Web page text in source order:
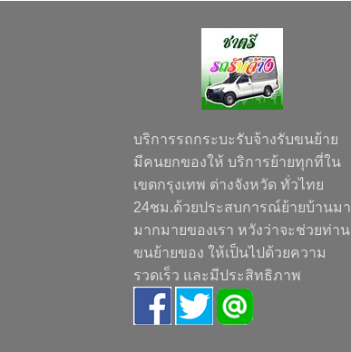
บริการรถกระบะรับจ้างรับขนย้าย
มีคนยกของให้ บริการย้ายทุกที่ใน
เขตกรุงเทพ ต่างจังหวัด ทั่วไทย
24ชม.ด้วยประสบการณ์ย้ายบ้านมา
มากมายของเรา หวังว่าจะช่วยท่าน
ขนย้ายของ ให้เป็นไปด้วยความ
รวดเร็ว และมีประสิทธิภาพ